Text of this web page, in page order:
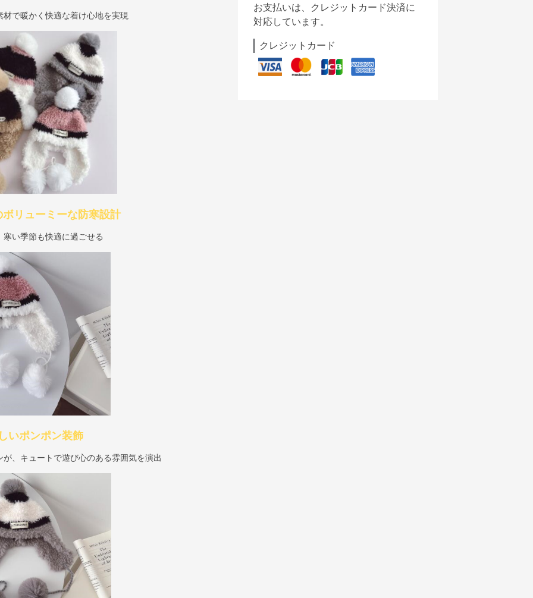
で暖かく快適な着け心地を実現
リューミーな防寒設計
い季節も快適に過ごせる
いポンポン装飾
が、キュートで遊び心のある雰囲気を演出
お支払いは、クレジットカード決済に
対応しています。
クレジットカード